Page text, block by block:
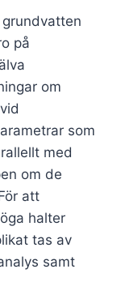
på
om
som
med
om de
att
halter
tas av
samt